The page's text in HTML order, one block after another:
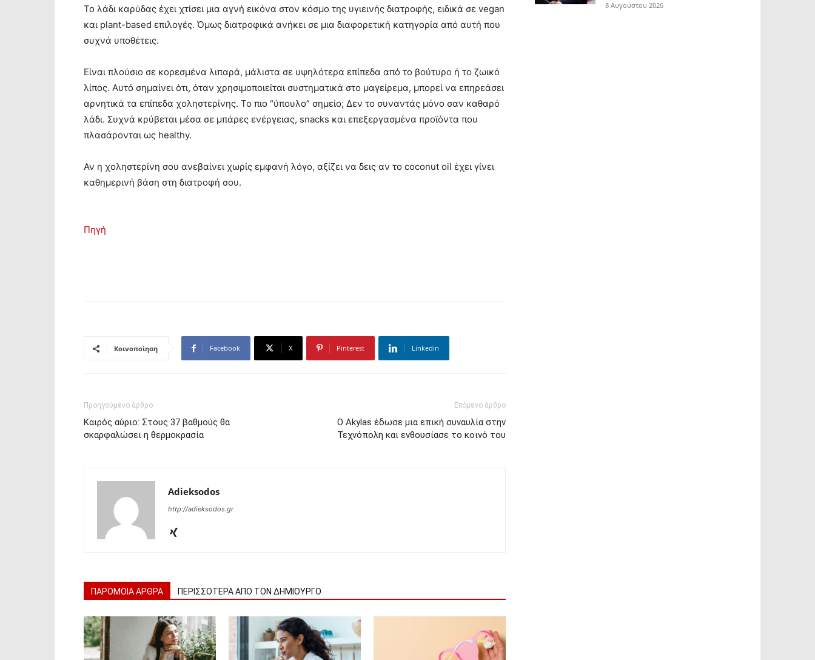
Το λάδι καρύδας έχει χτίσει μια αγνή εικόνα στον κόσμο της υγιεινής διατροφής, ειδικά σε vegan
και plant-based επιλογές. Όμως διατροφικά ανήκει σε μια διαφορετική κατηγορία από αυτή που
συχνά υποθέτεις.
Είναι πλούσιο σε κορεσμένα λιπαρά, μάλιστα σε υψηλότερα επίπεδα από το βούτυρο ή το ζωικό
λίπος. Αυτό σημαίνει ότι, όταν χρησιμοποιείται συστηματικά στο μαγείρεμα, μπορεί να επηρεάσει
αρνητικά τα επίπεδα χοληστερίνης. Το πιο “ύπουλο” σημείο; Δεν το συναντάς μόνο σαν καθαρό
λάδι. Συχνά κρύβεται μέσα σε μπάρες ενέργειας, snacks και επεξεργασμένα προϊόντα που
πλασάρονται ως healthy.
Αν η χοληστερίνη σου ανεβαίνει χωρίς εμφανή λόγο, αξίζει να δεις αν το coconut oil έχει γίνει
καθημερινή βάση στη διατροφή σου.
Πηγή
Κοινοποίηση Facebook X Pinterest Linkedin
Προηγούμενο άρθρο
Καιρός αύριο: Στους 37 βαθμούς θα
σκαρφαλώσει η θερμοκρασία
Επόμενο άρθρο
O Akylas έδωσε μια επική συναυλία στην
Τεχνόπολη και ενθουσίασε το κοινό του
Adieksodos
http://adieksodos.gr
ΠΑΡΟΜΟΙΑ ΑΡΘΡΑ ΠΕΡΙΣΣΟΤΕΡΑ ΑΠΟ ΤΟΝ ΔΗΜΙΟΥΡΓΟ
8 Αυγούστου 2026